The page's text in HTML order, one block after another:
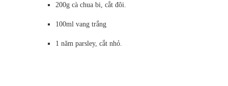
200g cà chua bi, cắt đôi.
100ml vang trắng
1 năm parsley, cắt nhỏ.